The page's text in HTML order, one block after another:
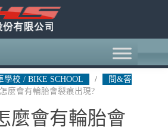
學校 / BIKE SCHOOL /
問&答
麼會有輪胎會裂痕出現?
麼會有輪胎會